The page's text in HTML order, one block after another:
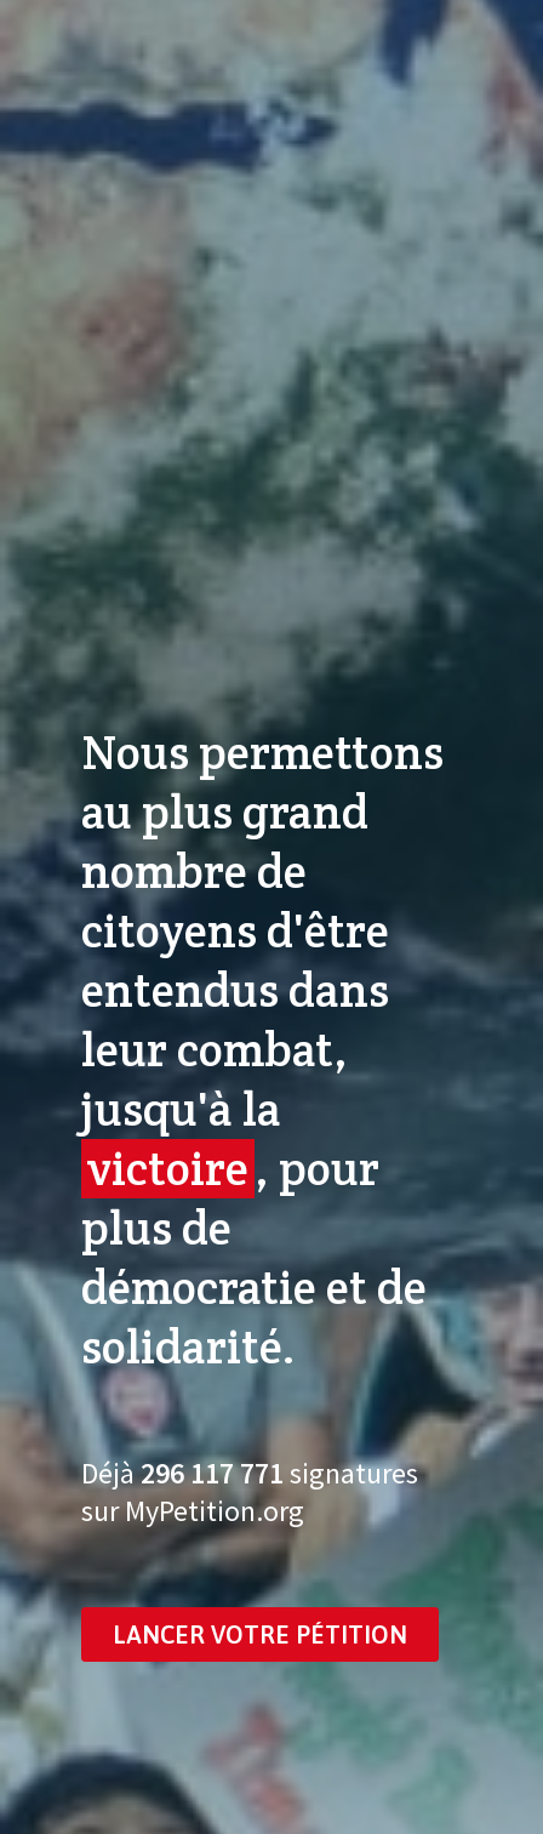
Nous permettons
au plus grand
nombre de
citoyens d'être
entendus dans
leur combat,
jusqu'à la
victoire, pour
plus de
démocratie et de
solidarité.
Déjà296 117 788signatures
sur MyPetition.org
LANCER VOTRE PÉTITION